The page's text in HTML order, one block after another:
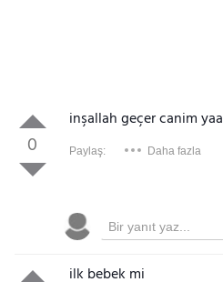
0
inşallah geçer canim yaa
Paylaş: Daha fazla
ilk bebek mi